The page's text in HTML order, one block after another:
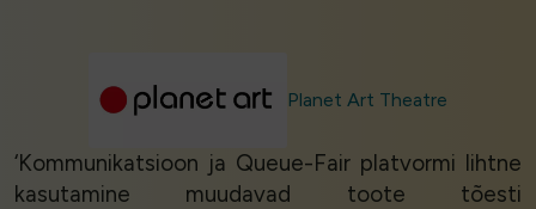
Planet Art Theatre
‘Kommunikatsioon ja Queue-Fair platvormi lihtne
kasutamine muudavad toote tõesti